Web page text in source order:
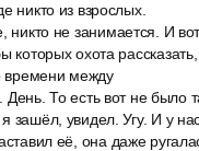
никто из взрослых.
никто не занимается. И
которых охота
времени между
То есть вот не было
увидел. Угу. И у
её, она даже